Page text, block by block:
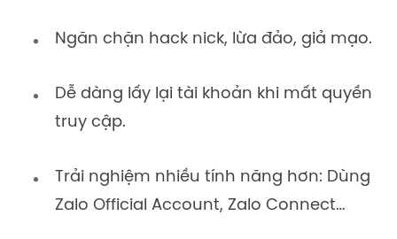
Ngăn chặn hack nick, lừa đảo, giả mạo.
Dễ dàng lấy lại tài khoản khi mất quyền
truy cập.
Trải nghiệm nhiều tính năng hơn: Dùng
Zalo Official Account, Zalo Connect…